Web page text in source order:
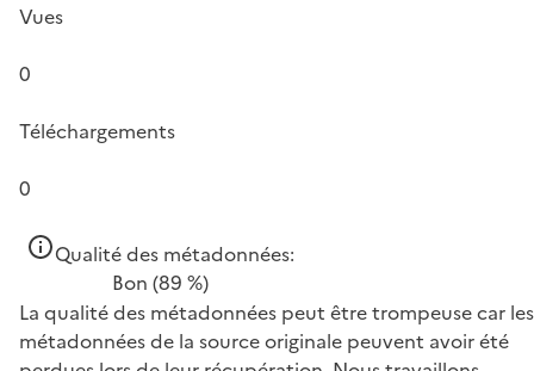
Vues
0
Téléchargements
0
Qualité des métadonnées:
Bon (89 %)
La qualité des métadonnées peut être trompeuse car les
métadonnées de la source originale peuvent avoir été